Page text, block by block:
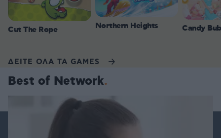
Cut The Rope Northern Heights Candy
ΔΕΙΤΕ ΟΛΑ ΤΑ GAMES
Best of Network